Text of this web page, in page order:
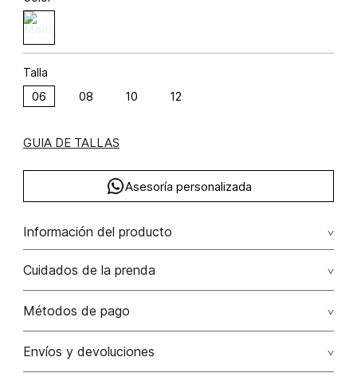
Talla
06 08 10 12
GUIA DE TALLAS
Asesoría personalizada
Información del producto
Chaleco 5 botones poliéster 63% rayón 34% elastano 3%
63.00% poliéster/polyester34.00% rayón/rayon3.00%
elastano/elastane
Cuidados de la prenda
Lavado profesional en seco los tonos oscuros sueltan
No lavar
Métodos de pago
Tarjetas de crédito: Visa, Dinners, Master Card y American
Envíos y devoluciones